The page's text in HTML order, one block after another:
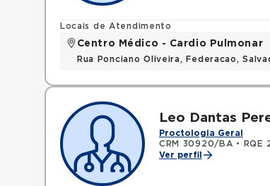
Locais de Atendimento
Centro Médico - Cardio Pulmonar
Rua Ponciano Oliveira, Federacao,
Leo Dantas
Proctologia Geral
CRM 30920/BA • RQE
Ver perfil